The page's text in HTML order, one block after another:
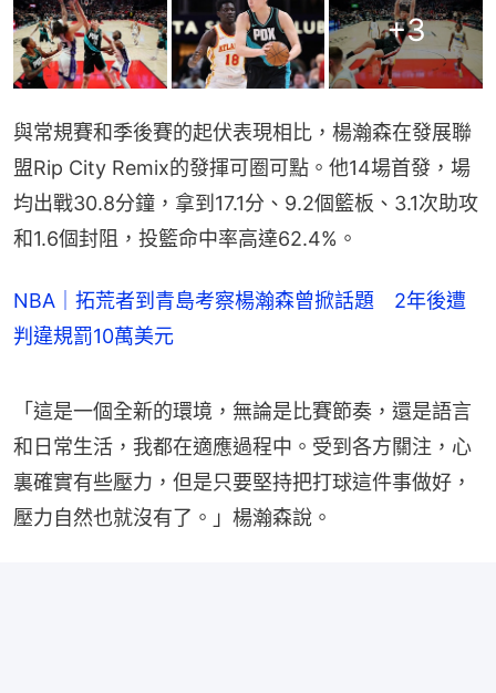
+3
與常規賽和季後賽的起伏表現相比，楊瀚森在發展聯
盟Rip City Remix的發揮可圈可點。他14場首發，場
均出戰30.8分鐘，拿到17.1分、9.2個籃板、3.1次助攻
和1.6個封阻，投籃命中率高達62.4%。
NBA｜拓荒者到青島考察楊瀚森曾掀話題 2年後遭
判違規罰10萬美元
「這是一個全新的環境，無論是比賽節奏，還是語言
和日常生活，我都在適應過程中。受到各方關注，心
裏確實有些壓力，但是只要堅持把打球這件事做好，
壓力自然也就沒有了。」楊瀚森說。